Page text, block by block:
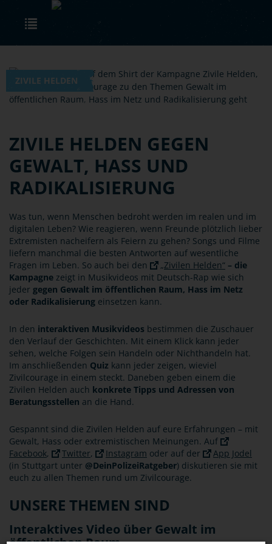
Skip to main content
ZIVILE HELDEN
ZIVILE HELDEN GEGEN
GEWALT, HASS UND
RADIKALISIERUNG
Was tun, wenn Menschen bedroht werden im realen und im
digitalen Leben? Wie reagieren, wenn Freunde plötzlich lieber
Extremisten nacheifern als Feiern zu gehen? Songs und Filme
liefern manchmal die besten Antworten auf wesentliche
Fragen im Leben. So auch bei den
„Zivilen Helden“ – die
Kampagne zeigt in Musikvideos mit Deutsch-Rap wie sich
jeder gegen Gewalt im öffentlichen Raum, Hass im Netz
oder Radikalisierung einsetzen kann.
In den interaktiven Musikvideos bestimmen die Zuschauer
den Verlauf der Geschichten. Mit einem Klick kann jeder
sehen, welche Folgen sein Handeln oder Nichthandeln hat.
Im anschließenden Quiz kann jeder zeigen, wieviel
Zivilcourage in einem steckt. Daneben geben einem die
Zivilen Helden auch konkrete Tipps und Adressen von
Beratungsstellen an die Hand.
Gespannt sind die Zivilen Helden auf eure Erfahrungen – mit
Gewalt, Hass oder extremistischen Meinungen. Auf
Facebook, Twitter, Instagram oder auf der
App Jodel
(in Stuttgart unter @DeinPolizeiRatgeber) diskutieren sie mit
euch zu allen Themen rund um Zivilcourage.
UNSERE THEMEN SIND
Interaktives Video über Gewalt im